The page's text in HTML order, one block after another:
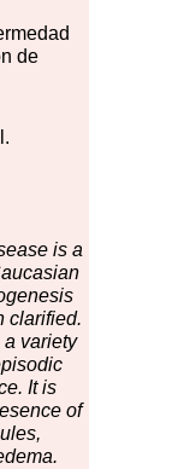
de
is a
clarified.
a variety
It is
of